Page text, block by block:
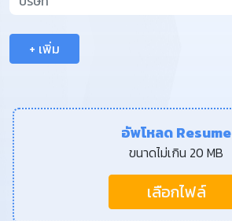
+ เพิ่ม
อัพโหลด Resume
ขนาดไม่เกิน 20 MB
เลือกไฟล์